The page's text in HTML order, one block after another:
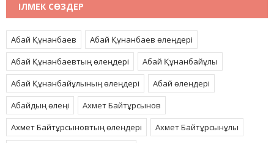
ІЛМЕК СӨЗДЕР
Абай Құнанбаев
Абай Құнанбаев өлеңдері
Абай Құнанбаевтың өлеңдері
Абай Құнанбайұлы
Абай Құнанбайұлының өлеңдері
Абай өлеңдері
Абайдың өлеңі
Ахмет Байтұрсынов
Ахмет Байтұрсыновтың өлеңдері
Ахмет Байтұрсынұлы